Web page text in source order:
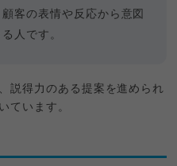
客の表情や反応から意図
人です。
説得力のある提案を進められ
ています。